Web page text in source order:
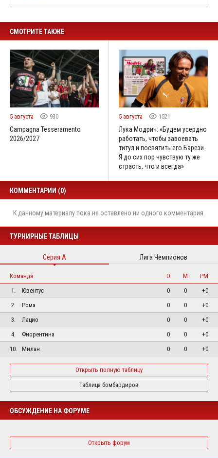
СМОТРИТЕ ТАКЖЕ
5 августа 930
Campagna Tesseramento
2026/2027
5 августа 1521
Лука Модрич: «Будем усердно
работать, чтобы завоевать
титул и посвятить его Барези.
Я до сих пор чувствую ту же
страсть, что и всегда»
КОММЕНТАРИИ (0)
К данному материалу пока не оставлено ни одного комментария.
ТУРНИРНЫЕ ТАБЛИЦЫ
Серия А Лига Чемпионов
Команда О М
РМ
1.
Ювентус 0 0
+0
2.
Рома 0 0
+0
3.
Лацио 0 0
+0
4.
Фиорентина 0 0
+0
10.
Милан 0 0 +0
Открыть полную таблицу
Таблица бомбардиров
ОБСУЖДЕНИЕ НА ФОРУМЕ
Открыть форум